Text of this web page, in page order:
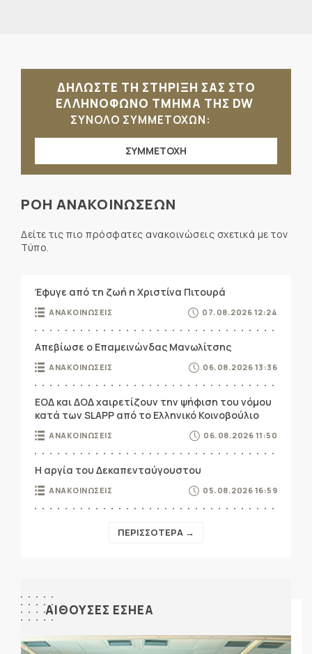
ΔΗΛΩΣΤΕ ΤΗ ΣΤΗΡΙΞΗ ΣΑΣ ΣΤΟ
ΕΛΛΗΝΟΦΩΝΟ ΤΜΗΜΑ ΤΗΣ DW
ΣΥΝΟΛΟ ΣΥΜΜΕΤΟΧΩΝ:
ΣΥΜΜΕΤΟΧΗ
ΡΟΗ ΑΝΑΚΟΙΝΩΣΕΩΝ
Δείτε τις πιο πρόσφατες ανακοινώσεις σχετικά με τον
Τύπο.
Έφυγε από τη ζωή η Χριστίνα Πιτουρά
ΑΝΑΚΟΙΝΩΣΕΙΣ 07.08.2026 12:24
Απεβίωσε ο Επαμεινώνδας Μανωλίτσης
ΑΝΑΚΟΙΝΩΣΕΙΣ 06.08.2026 13:36
ΕΟΔ και ΔΟΔ χαιρετίζουν την ψήφιση του νόμου
κατά των SLAPP από το Ελληνικό Κοινοβούλιο
ΑΝΑΚΟΙΝΩΣΕΙΣ 06.08.2026 11:50
Η αργία του Δεκαπενταύγουστου
ΑΝΑΚΟΙΝΩΣΕΙΣ 05.08.2026 16:59
ΠΕΡΙΣΣΟΤΕΡΑ →
ΑΙΘΟΥΣΕΣ ΕΣΗΕΑ